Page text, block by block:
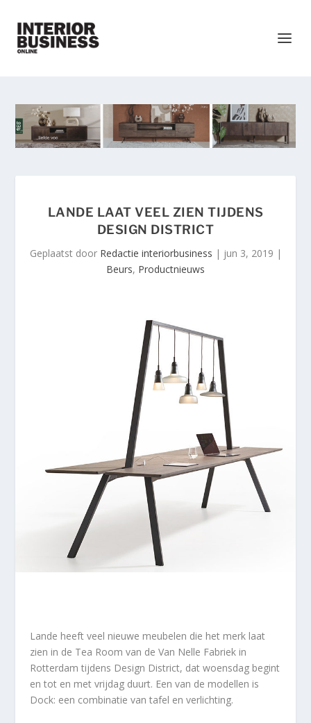
LANDE LAAT VEEL ZIEN TIJDENS
DESIGN DISTRICT
Geplaatst door Redactie interiorbusiness | jun 3, 2019 |
Beurs, Productnieuws
Lande heeft veel nieuwe meubelen die het merk laat
zien in de Tea Room van de Van Nelle Fabriek in
Rotterdam tijdens Design District, dat woensdag begint
en tot en met vrijdag duurt. Een van de modellen is
Dock: een combinatie van tafel en verlichting.